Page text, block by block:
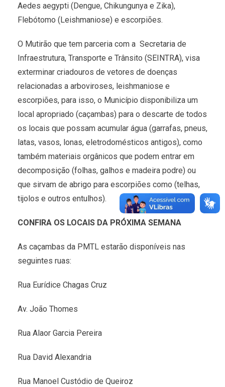
Aedes aegypti (Dengue, Chikungunya e Zika),
Flebótomo (Leishmaniose) e escorpiões.
O Mutirão que tem parceria com a Secretaria de
Infraestrutura, Transporte e Trânsito (SEINTRA), visa
exterminar criadouros de vetores de doenças
relacionadas a arboviroses, leishmaniose e
escorpiões, para isso, o Município disponibiliza um
local apropriado (caçambas) para o descarte de todos
os locais que possam acumular água (garrafas, pneus,
latas, vasos, lonas, eletrodomésticos antigos), como
também materiais orgânicos que podem entrar em
decomposição (folhas, galhos e madeira podre) ou
que sirvam de abrigo para escorpiões como (telhas,
tijolos e outros entulhos).
CONFIRA OS LOCAIS DA PRÓXIMA SEMANA
As caçambas da PMTL estarão disponíveis nas
seguintes ruas:
Rua Eurídice Chagas Cruz
Av. João Thomes
Rua Alaor Garcia Pereira
Rua David Alexandria
Rua Manoel Custódio de Queiroz